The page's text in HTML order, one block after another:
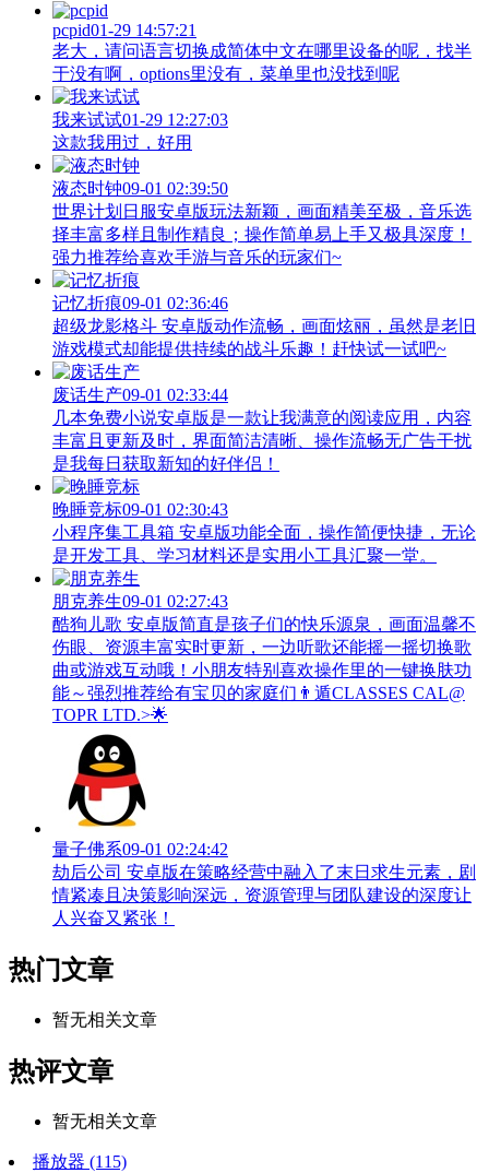
pcpid01-29 14:57:21
老大，请问语言切换成简体中文在哪里设备的呢，找半
于没有啊，options里没有，菜单里也没找到呢
我来试试01-29 12:27:03
这款我用过，好用
液态时钟09-01 02:39:50
世界计划日服安卓版玩法新颖，画面精美至极，音乐选
择丰富多样且制作精良；操作简单易上手又极具深度！
强力推荐给喜欢手游与音乐的玩家们~
记忆折痕09-01 02:36:46
超级龙影格斗 安卓版动作流畅，画面炫丽，虽然是老旧
游戏模式却能提供持续的战斗乐趣！赶快试一试吧~
废话生产09-01 02:33:44
几本免费小说安卓版是一款让我满意的阅读应用，内容
丰富且更新及时，界面简洁清晰、操作流畅无广告干扰
是我每日获取新知的好伴侣！
晚睡竞标09-01 02:30:43
小程序集工具箱 安卓版功能全面，操作简便快捷，无论
是开发工具、学习材料还是实用小工具汇聚一堂。
朋克养生09-01 02:27:43
酷狗儿歌 安卓版简直是孩子们的快乐源泉，画面温馨不
伤眼、资源丰富实时更新，一边听歌还能摇一摇切换歌
曲或游戏互动哦！小朋友特别喜欢操作里的一键换肤功
能～强烈推荐给有宝贝的家庭们👨‍遁️CLASSES CAL@
TOPR LTD.>🌟
量子佛系09-01 02:24:42
劫后公司 安卓版在策略经营中融入了末日求生元素，剧
情紧凑且决策影响深远，资源管理与团队建设的深度让
人兴奋又紧张！
热门文章
暂无相关文章
热评文章
暂无相关文章
播放器 (115)